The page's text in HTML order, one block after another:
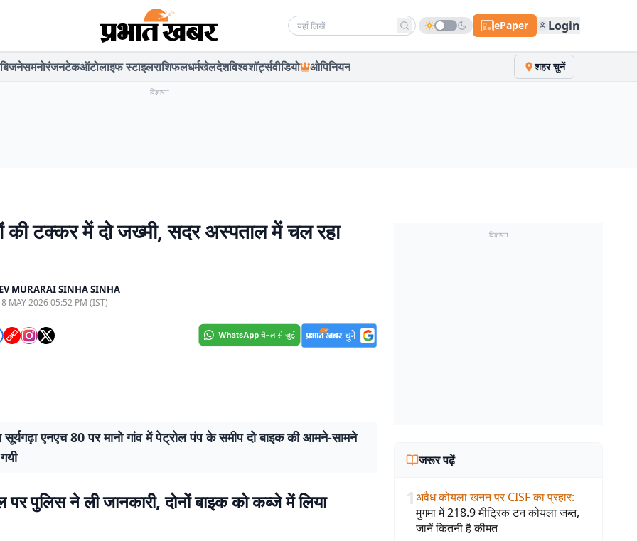
Search news ePaper Login
बिजनेसमनोरंजनटेकऑटोलाइफ स्टाइलराशिफलधर्मखेलदेशविश्वशॉर्ट्सवीडियो ओपिनियन शहर चुनें
विज्ञापन
की टक्कर में दो जख्मी, सदर अस्पताल में चल रहा
MURARAI SINHA SINHA
8 MAY 2026 05:52 PM (IST)
एनएच 80 पर मानो गांव में पेट्रोल पंप के समीप दो बाइक की आमने-सामने
पुलिस ने ली जानकारी, दोनों बाइक को कब्जे में लिया
विज्ञापन
जरूर पढ़ें
1अवैध कोयला खनन पर CISF का प्रहार:
मुगमा में 218.9 मीट्रिक टन कोयला जब्त,
जानें कितनी है कीमत